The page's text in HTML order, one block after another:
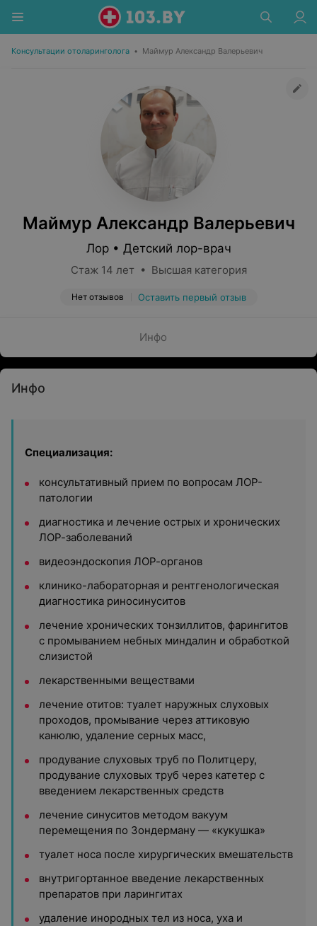
Консультации отоларинголога • Маймур Александр Валерьевич
Маймур Александр Валерьевич
Лор • Детский лор-врач
Стаж 14 лет • Высшая категория
Нет отзывов Оставить первый отзыв
Инфо
Инфо
Специализация:
консультативный прием по вопросам ЛОР-
патологии
диагностика и лечение острых и хронических
ЛОР-заболеваний
видеоэндоскопия ЛОР-органов
клинико-лабораторная и рентгенологическая
диагностика риносинуситов
лечение хронических тонзиллитов, фарингитов
с промыванием небных миндалин и обработкой
слизистой
лекарственными веществами
лечение отитов: туалет наружных слуховых
проходов, промывание через аттиковую
канюлю, удаление серных масс,
продувание слуховых труб по Политцеру,
продувание слуховых труб через катетер с
введением лекарственных средств
лечение синуситов методом вакуум
перемещения по Зондерману — «кукушка»
туалет носа после хирургических вмешательств
внутригортанное введение лекарственных
препаратов при ларингитах
удаление инородных тел из носа, уха и